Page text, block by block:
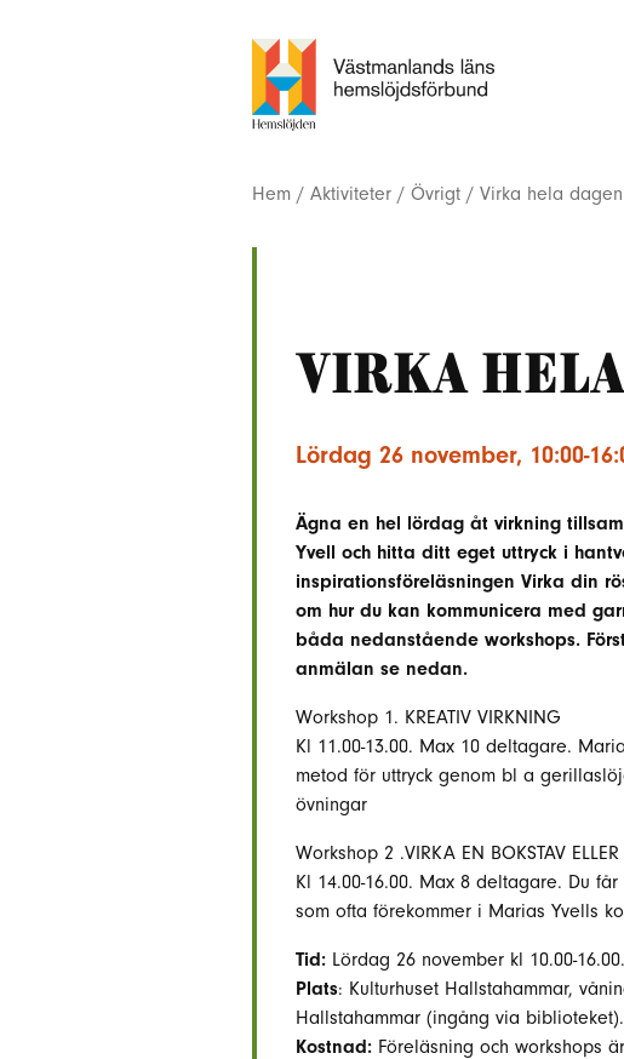
Hem / Aktiviteter / Övrigt / Virka hela
Virka hela
Lördag 26 november, 10:00-
Ägna en hel lördag åt virkning
Yvell och hitta ditt eget uttryck i
inspirationsföreläsningen Virka din
om hur du kan kommunicera med
båda nedanstående workshops.
anmälan se nedan.
Workshop 1. KREATIV VIRKNING
Kl 11.00-13.00. Max 10 deltagare.
metod för uttryck genom bl a
övningar
Workshop 2 .VIRKA EN BOKSTAV ELLER
Kl 14.00-16.00. Max 8 deltagare. Du
som ofta förekommer i Marias Yvells
Tid: Lördag 26 november kl 10.00-16.00.
Plats: Kulturhuset Hallstahammar,
Hallstahammar (ingång via
Kostnad: Föreläsning och workshops